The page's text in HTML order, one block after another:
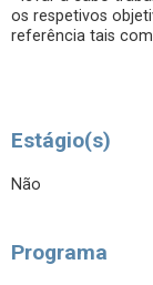
os respetivos
referência tais
Estágio(s)
Não
Programa